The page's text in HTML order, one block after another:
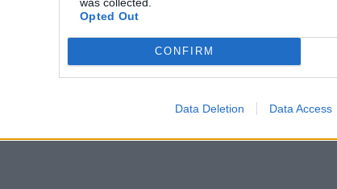
Opted Out
CONFIRM
Data Deletion Data Access
kötéslistái
Előfizetés
MÁR ELŐFIZETŐNK VAGY? BEJELENTKEZÉS